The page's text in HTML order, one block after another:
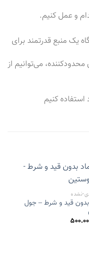
و عمل کنیم.
یک منبع قدرتمند برای
می‌توانیم از
کنیم
نشده
بدون قید و شرط – جول